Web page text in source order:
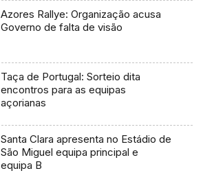
Azores Rallye: Organização acusa
Governo de falta de visão
Taça de Portugal: Sorteio dita
encontros para as equipas
açorianas
Santa Clara apresenta no Estádio de
São Miguel equipa principal e
equipa B